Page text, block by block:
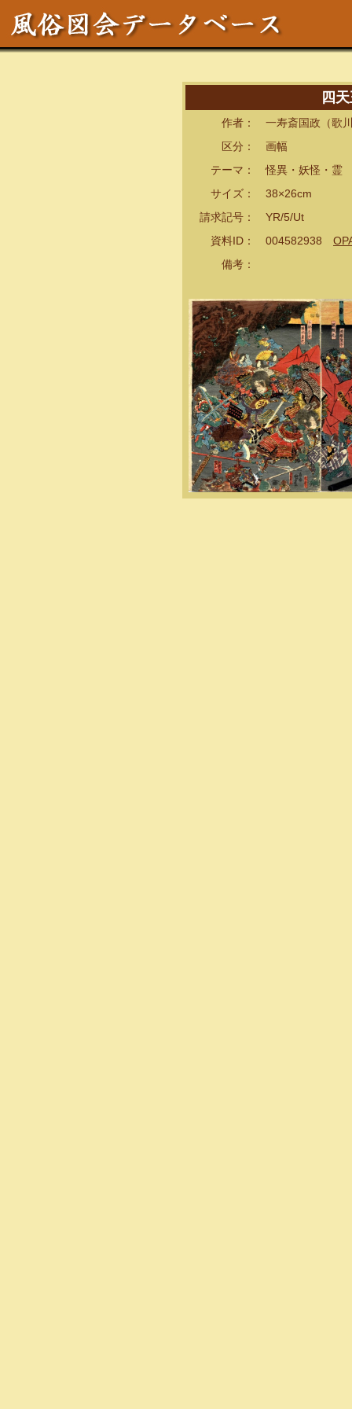
四
作者： 一寿斎国政（歌川
区分： 画幅
テーマ： 怪異・妖怪・霊
サイズ： 38×26cm
請求記号： YR/5/Ut
資料ID： 004582938
備考：